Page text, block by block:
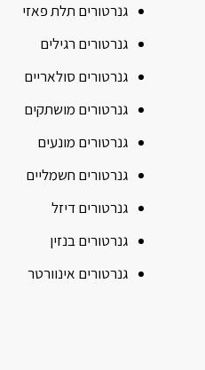
גנרטורים תלת פאזי
גנרטורים רגילים
גנרטורים סולאריים
גנרטורים מושתקים
גנרטורים מונעים
גנרטורים חשמליים
גנרטורים דיזל
גנרטורים בנזין
גנרטורים אינוורטר